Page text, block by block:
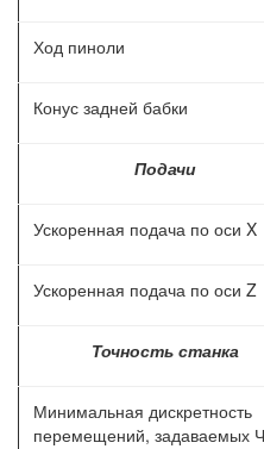
Ход пиноли
Конус задней бабки
Подачи
Ускоренная подача по оси X
Ускоренная подача по оси Z
Точность станка
Минимальная дискретность
перемещений, задаваемых